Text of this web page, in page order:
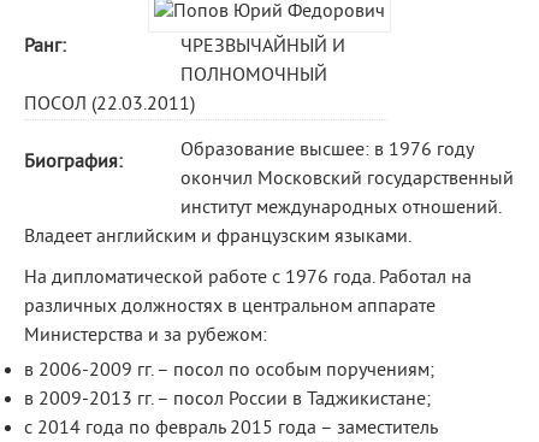
Ранг:
ЧРЕЗВЫЧАЙНЫЙ И
ПОЛНОМОЧНЫЙ
ПОСОЛ (22.03.2011)
Биография:
Образование высшее: в 1976 году
окончил Московский государственный
институт международных отношений.
Владеет английским и французским языками.
На дипломатической работе с 1976 года. Работал на
различных должностях в центральном аппарате
Министерства и за рубежом:
в 2006-2009 гг. – посол по особым поручениям;
в 2009-2013 гг. – посол России в Таджикистане;
с 2014 года по февраль 2015 года – заместитель